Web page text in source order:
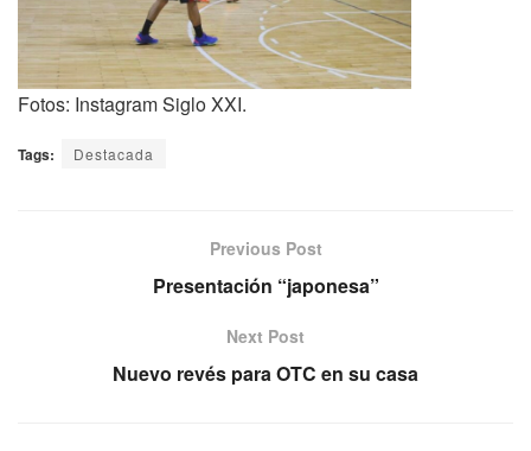
Fotos: Instagram Siglo XXI.
Tags: Destacada
Previous Post
Presentación “japonesa”
Next Post
Nuevo revés para OTC en su casa